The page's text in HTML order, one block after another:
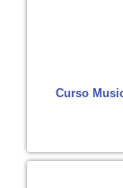
Curso